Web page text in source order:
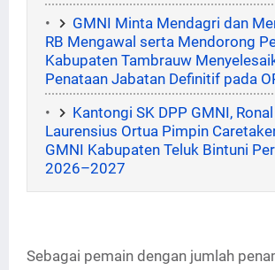
GMNI Minta Mendagri dan
RB Mengawal serta Mendorong
Kabupaten Tambrauw
Penataan Jabatan Definitif pada
Kantongi SK DPP GMNI,
Laurensius Ortua Pimpin
GMNI Kabupaten Teluk Bintuni
2026–2027
Sebagai pemain dengan jumlah